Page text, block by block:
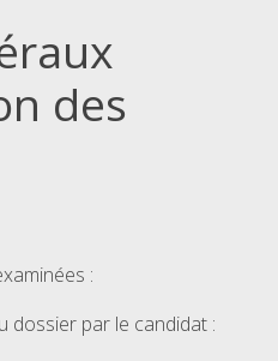
des
:
dossier par le candidat :